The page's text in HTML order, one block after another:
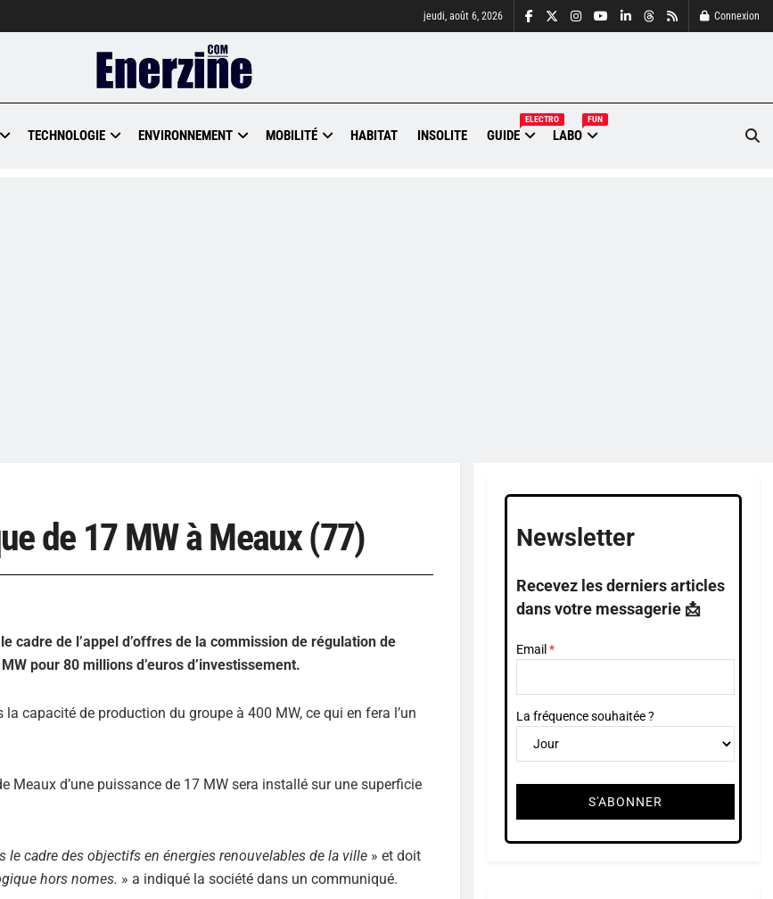
jeudi, août 6, 2026 Connexion
TECHNOLOGIE ENVIRONNEMENT MOBILITÉ HABITAT INSOLITE GUIDE
ELECTRO
LABO
FUN
de 17 MW à Meaux (77)
cadre de l’appel d’offres de la commission de régulation de
pour 80 millions d’euros d’investissement.
capacité de production du groupe à 400 MW, ce qui en fera l’un
d’une puissance de 17 MW sera installé sur une superficie
le cadre des objectifs en énergies renouvelables de la ville » et doit
hors nomes. » a indiqué la société dans un communiqué.
Newsletter
Recevez les derniers articles
dans votre messagerie 📩
Email
La fréquence souhaitée ?